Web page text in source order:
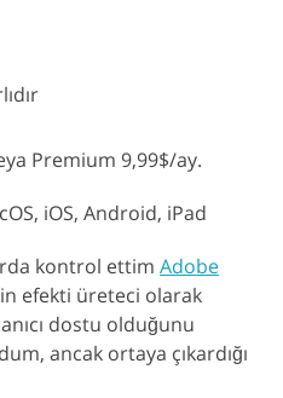
Premium 9,99$/ay.
iOS, Android, iPad
kontrol ettim Adobe
efekti üreteci olarak
dostu olduğunu
ancak ortaya çıkardığı